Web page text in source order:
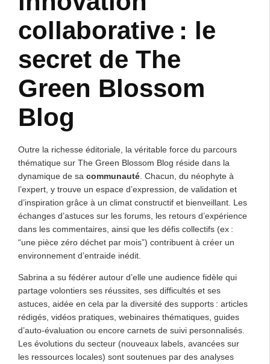
collaborative : le
secret de The
Green Blossom
Blog
Outre la richesse éditoriale, la véritable force du parcours
thématique sur The Green Blossom Blog réside dans la
dynamique de sa communauté . Chacun, du néophyte à
l’expert, y trouve un espace d’expression, de validation et
d’inspiration grâce à un climat constructif et bienveillant. Les
échanges d’astuces sur les forums, les retours d’expérience
dans les commentaires, ainsi que les défis collectifs (ex :
“une pièce zéro déchet par mois”) contribuent à créer un
environnement d’entraide inédit.
Sabrina a su fédérer autour d’elle une audience fidèle qui
partage volontiers ses réussites, ses difficultés et ses
astuces, aidée en cela par la diversité des supports : articles
rédigés, vidéos pratiques, webinaires thématiques, guides
d’auto-évaluation ou encore carnets de suivi personnalisés.
Les évolutions du secteur (nouveaux labels, avancées sur
les ressources locales) sont soutenues par des analyses